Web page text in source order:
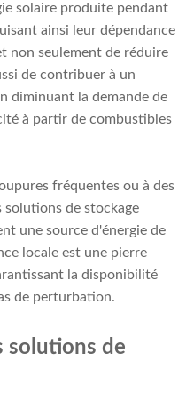
solaire produite pendant
ainsi leur dépendance
non seulement de réduire
de contribuer à un
diminuant la demande de
à partir de combustibles
fréquentes ou à des
solutions de stockage
une source d'énergie de
locale est une pierre
la disponibilité
de perturbation.
solutions de